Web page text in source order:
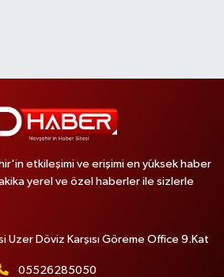
etkileşimi ve erişimi en yüksek haber
yerel ve özel haberler ile sizlerle
Uzer Döviz Karşısı Göreme Office 9.Kat
05526285050